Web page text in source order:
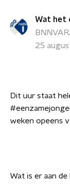
Wat het
25
Dit uur staat
weken opeens
Wat is er aan